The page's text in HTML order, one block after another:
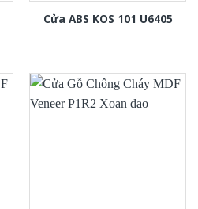
Cửa ABS KOS 101 U6405